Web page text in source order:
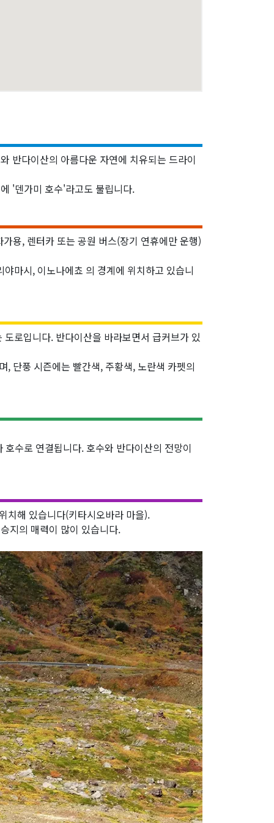
반다이산의 아름다운 자연에 치유되는 드라이
'덴가미 호수'라고도 불립니다.
용, 렌터카 또는 공원 버스(장기 연휴에만 운행)
마시, 이노나에쵸 의 경계에 위치하고 있습니
로입니다. 반다이산을 바라보면서 급커브가 있
단풍 시즌에는 빨간색, 주황색, 노란색 카펫의
수로 연결됩니다. 호수와 반다이산의 전망이
치해 있습니다(키타시오바라 마을).
지의 매력이 많이 있습니다.